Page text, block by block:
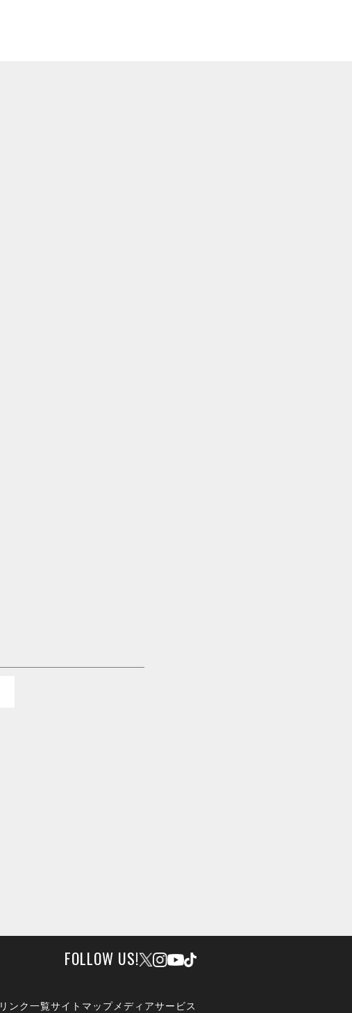
FOLLOW US!
リンク一覧サイトマップ メディアサービス